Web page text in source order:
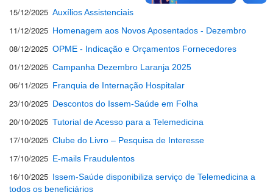
15/12/2025 Auxílios Assistenciais
11/12/2025 Homenagem aos Novos Aposentados - Dezembro
08/12/2025 OPME - Indicação e Orçamentos Fornecedores
01/12/2025 Campanha Dezembro Laranja 2025
06/11/2025 Franquia de Internação Hospitalar
23/10/2025 Descontos do Issem-Saúde em Folha
20/10/2025 Tutorial de Acesso para a Telemedicina
17/10/2025 Clube do Livro – Pesquisa de Interesse
17/10/2025 E-mails Fraudulentos
16/10/2025 Issem-Saúde disponibiliza serviço de Telemedicina a
todos os beneficiários